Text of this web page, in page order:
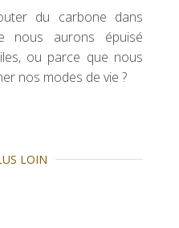
du carbone dans
nous aurons épuisé
ou parce que nous
nos modes de vie ?
LOIN